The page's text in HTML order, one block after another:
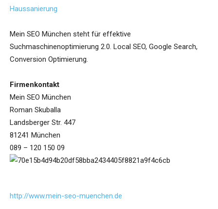
Haussanierung
Mein SEO München steht für effektive
Suchmaschinenoptimierung 2.0. Local SEO, Google Search,
Conversion Optimierung.
Firmenkontakt
Mein SEO München
Roman Skuballa
Landsberger Str. 447
81241 München
089 – 120 150 09
http://www.mein-seo-muenchen.de